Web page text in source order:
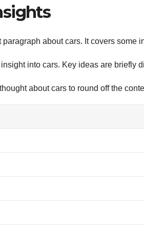
paragraph about cars. It covers some
into cars. Key ideas are briefly
about cars to round off the